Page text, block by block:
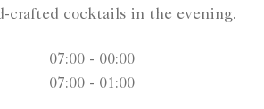
crafted cocktails in the evening.
07:00 - 00:00
07:00 - 01:00